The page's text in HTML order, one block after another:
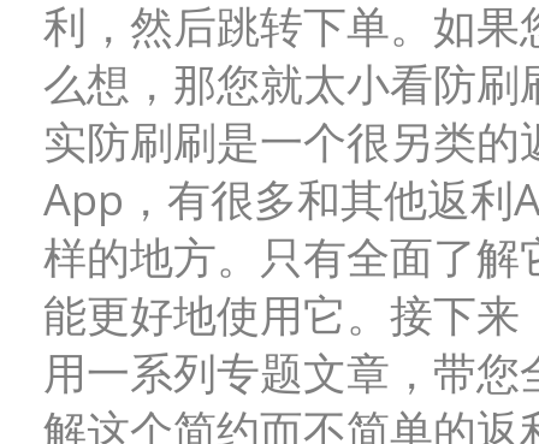
利，然后跳转下单。如果
么想，那您就太小看防刷
实防刷刷是一个很另类的
App，有很多和其他返利
样的地方。只有全面了解
能更好地使用它。接下来
用一系列专题文章，带您
解这个简约而不简单的返